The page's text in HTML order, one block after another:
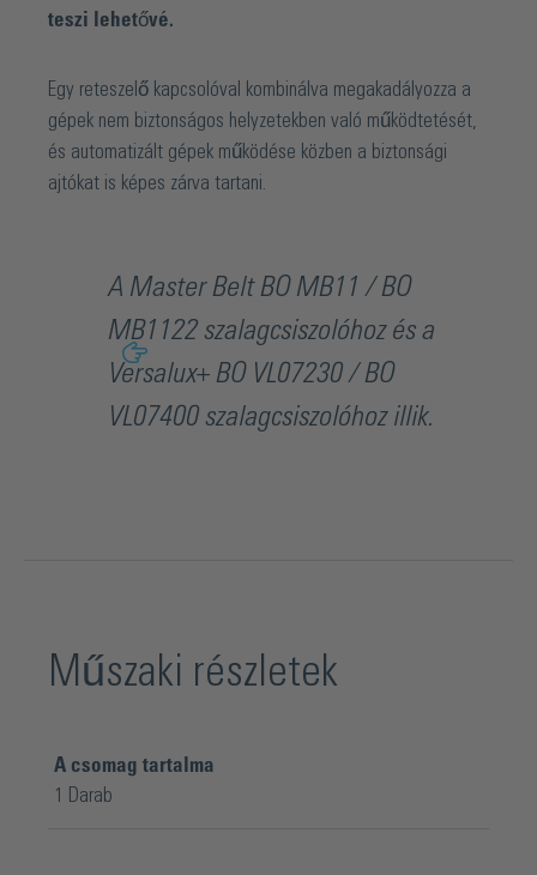
teszi lehetővé.
Egy reteszelő kapcsolóval kombinálva megakadályozza a
gépek nem biztonságos helyzetekben való működtetését,
és automatizált gépek működése közben a biztonsági
ajtókat is képes zárva tartani.
A Master Belt BO MB11 / BO
MB1122 szalagcsiszolóhoz és a
Versalux+ BO VL07230 / BO
VL07400 szalagcsiszolóhoz illik.
Műszaki részletek
A csomag tartalma
1 Darab